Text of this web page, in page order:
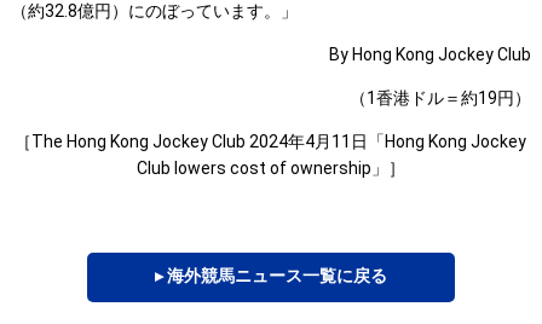
（約32.8億円）にのぼっています。」
By Hong Kong Jockey Club
（1香港ドル＝約19円）
［The Hong Kong Jockey Club 2024年4月11日「Hong Kong Jockey
Club lowers cost of ownership」］
▸ 海外競馬ニュース一覧に戻る